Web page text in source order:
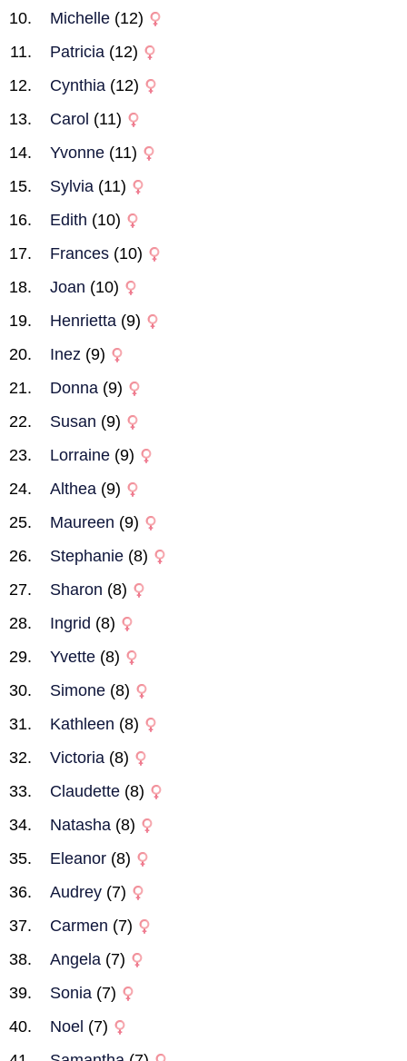
Michelle (12)
Patricia (12)
Cynthia (12)
Carol (11)
Yvonne (11)
Sylvia (11)
Edith (10)
Frances (10)
Joan (10)
Henrietta (9)
Inez (9)
Donna (9)
Susan (9)
Lorraine (9)
Althea (9)
Maureen (9)
Stephanie (8)
Sharon (8)
Ingrid (8)
Yvette (8)
Simone (8)
Kathleen (8)
Victoria (8)
Claudette (8)
Natasha (8)
Eleanor (8)
Audrey (7)
Carmen (7)
Angela (7)
Sonia (7)
Noel (7)